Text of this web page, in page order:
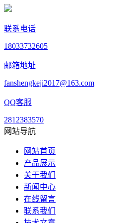
联系电话
18033732605
邮箱地址
fanshengkeji2017@163.com
QQ客服
2812383570
网站导航
网站首页
产品展示
关于我们
新闻中心
在线留言
联系我们